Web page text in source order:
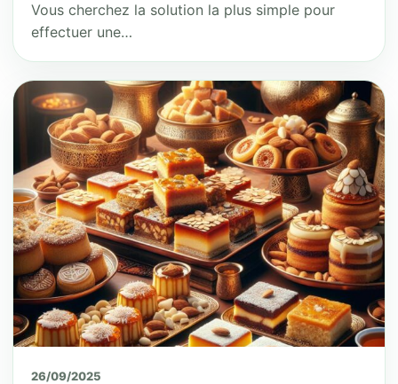
Vous cherchez la solution la plus simple pour
effectuer une…
26/09/2025